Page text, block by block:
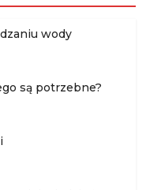
wody
są potrzebne?